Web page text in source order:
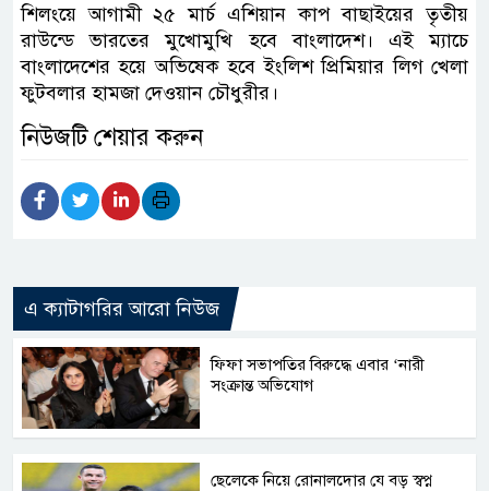
শিলংয়ে আগামী ২৫ মার্চ এশিয়ান কাপ বাছাইয়ের তৃতীয়
রাউন্ডে ভারতের মুখোমুখি হবে বাংলাদেশ। এই ম্যাচে
বাংলাদেশের হয়ে অভিষেক হবে ইংলিশ প্রিমিয়ার লিগ খেলা
ফুটবলার হামজা দেওয়ান চৌধুরীর।
নিউজটি শেয়ার করুন
এ ক্যাটাগরির আরো নিউজ
ফিফা সভাপতির বিরুদ্ধে এবার ‘নারী
সংক্রান্ত অভিযোগ
ছেলেকে নিয়ে রোনালদোর যে বড় স্বপ্ন